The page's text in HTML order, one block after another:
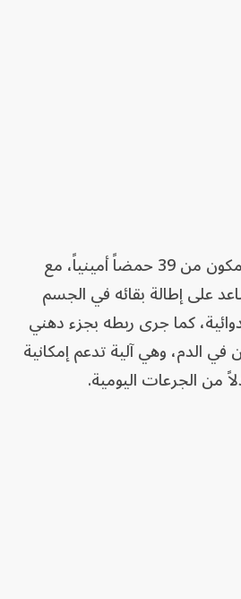
صمم الجزيء كببتيد مكون من 39 حمضاً أمينياً، مع
على إطالة بقائه في الجسم
كما جرى ربطه بجزء دهني
في الدم، وهي آلية تدعم إمكانية
من الجرعات اليومية.